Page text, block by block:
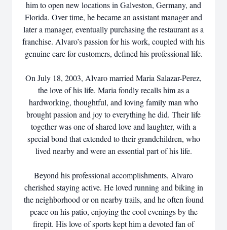
him to open new locations in Galveston, Germany, and
Florida. Over time, he became an assistant manager and
later a manager, eventually purchasing the restaurant as a
franchise. Alvaro’s passion for his work, coupled with his
genuine care for customers, defined his professional life.
On July 18, 2003, Alvaro married Maria Salazar-Perez,
the love of his life. Maria fondly recalls him as a
hardworking, thoughtful, and loving family man who
brought passion and joy to everything he did. Their life
together was one of shared love and laughter, with a
special bond that extended to their grandchildren, who
lived nearby and were an essential part of his life.
Beyond his professional accomplishments, Alvaro
cherished staying active. He loved running and biking in
the neighborhood or on nearby trails, and he often found
peace on his patio, enjoying the cool evenings by the
firepit. His love of sports kept him a devoted fan of